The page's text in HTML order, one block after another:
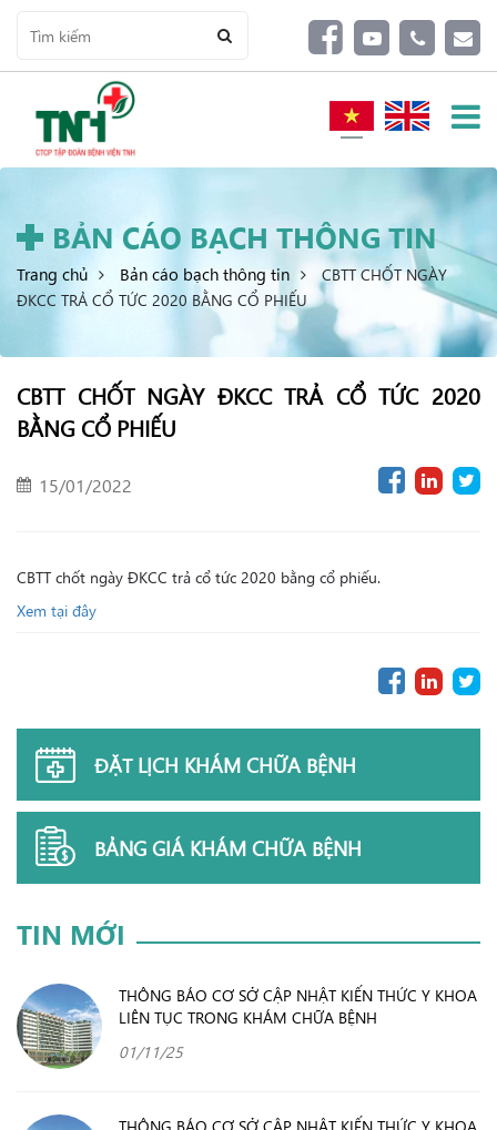
BẢN CÁO BẠCH THÔNG TIN
Trang chủ Bản cáo bạch thông tin
CBTT CHỐT NGÀY
ĐKCC TRẢ CỔ TỨC 2020 BẰNG CỔ PHIẾU
CBTT CHỐT NGÀY ĐKCC TRẢ CỔ TỨC 2020
BẰNG CỔ PHIẾU
15/01/2022
CBTT chốt ngày ĐKCC trả cổ tức 2020 bằng cổ phiếu.
Xem tại đây
ĐẶT LỊCH KHÁM CHỮA BỆNH
BẢNG GIÁ KHÁM CHỮA BỆNH
TIN MỚI
THÔNG BÁO CƠ SỞ CẬP NHẬT KIẾN THỨC Y KHOA
LIÊN TỤC TRONG KHÁM CHỮA BỆNH
01/11/25
THÔNG BÁO CƠ SỞ CẬP NHẬT KIẾN THỨC Y KHOA